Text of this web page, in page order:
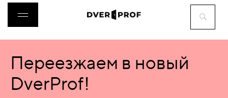
ДВЕРИ
ФУРНИТУРА
Переезжаем в новый
DverProf!